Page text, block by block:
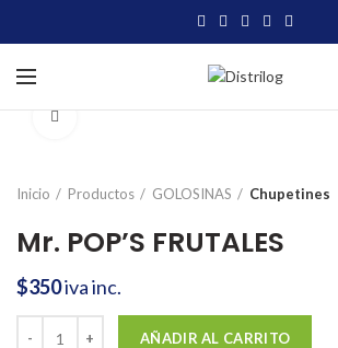
Inicio Productos GOLOSINAS Chupetines
Mr. POP’S FRUTALES
$350iva inc.
AÑADIR AL CARRITO